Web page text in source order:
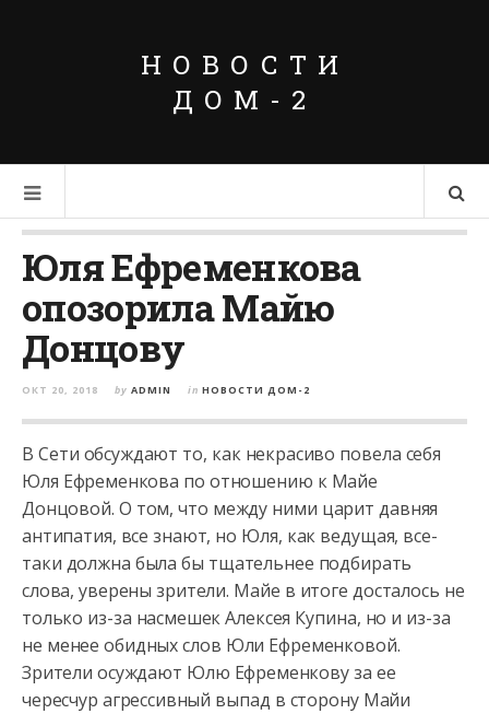
НОВОСТИ
ДОМ-2
Юля Ефременкова
опозорила Майю
Донцову
ОКТ 20, 2018 by ADMIN in НОВОСТИ ДОМ-2
В Сети обсуждают то, как некрасиво повела себя
Юля Ефременкова по отношению к Майе
Донцовой. О том, что между ними царит давняя
антипатия, все знают, но Юля, как ведущая, все-
таки должна была бы тщательнее подбирать
слова, уверены зрители. Майе в итоге досталось не
только из-за насмешек Алексея Купина, но и из-за
не менее обидных слов Юли Ефременковой.
Зрители осуждают Юлю Ефременкову за ее
чересчур агрессивный выпад в сторону Майи